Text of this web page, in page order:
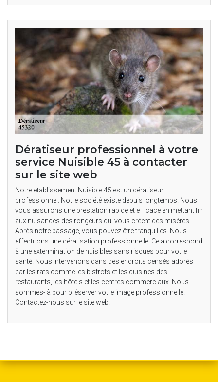
Dératiseur professionnel à votre
service Nuisible 45 à contacter
sur le site web
Notre établissement Nuisible 45 est un dératiseur
professionnel. Notre société existe depuis longtemps. Nous
vous assurons une prestation rapide et efficace en mettant fin
aux nuisances des rongeurs qui vous créent des misères.
Après notre passage, vous pouvez être tranquilles. Nous
effectuons une dératisation professionnelle. Cela correspond
à une extermination de nuisibles sans risques pour votre
santé. Nous intervenons dans des endroits censés adorés
par les rats comme les bistrots et les cuisines des
restaurants, les hôtels et les centres commerciaux. Nous
sommes-là pour préserver votre image professionnelle.
Contactez-nous sur le site web.